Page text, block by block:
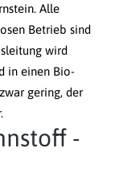
Alle
Betrieb sind
wird
in einen Bio-
gering, der
-